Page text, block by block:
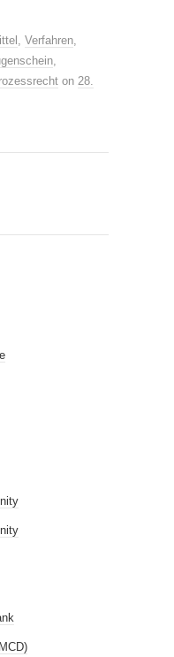
, Verfahren,
,
on 28.